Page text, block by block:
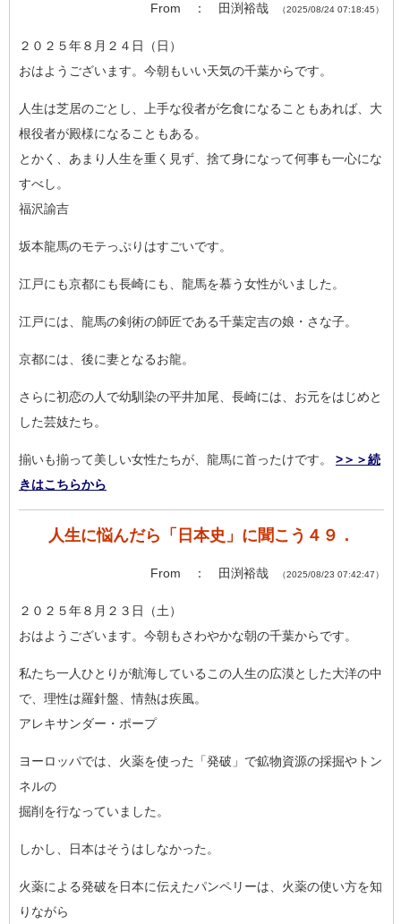
From ： 田渕裕哉 （2025/08/24 07:18:45）
２０２５年８月２４日（日）
おはようございます。今朝もいい天気の千葉からです。
人生は芝居のごとし、上手な役者が乞食になることもあれば、大
根役者が殿様になることもある。
とかく、あまり人生を重く見ず、捨て身になって何事も一心にな
すべし。
福沢諭吉
坂本龍馬のモテっぷりはすごいです。
江戸にも京都にも長崎にも、龍馬を慕う女性がいました。
江戸には、龍馬の剣術の師匠である千葉定吉の娘・さな子。
京都には、後に妻となるお龍。
さらに初恋の人で幼馴染の平井加尾、長崎には、お元をはじめと
した芸妓たち。
揃いも揃って美しい女性たちが、龍馬に首ったけです。 >＞＞続
きはこちらから
人生に悩んだら「日本史」に聞こう４９．
From ： 田渕裕哉 （2025/08/23 07:42:47）
２０２５年８月２３日（土）
おはようございます。今朝もさわやかな朝の千葉からです。
私たち一人ひとりが航海しているこの人生の広漠とした大洋の中
で 、理性は羅針盤、情熱は疾風。
アレキサンダー・ポープ
ヨーロッパでは、火薬を使った「発破」で鉱物資源の採掘やトン
ネルの
掘削を行なっていました。
しかし、日本はそうはしなかった。
火薬による発破を日本に伝えたパンペリーは、火薬の使い方を知
り ながら